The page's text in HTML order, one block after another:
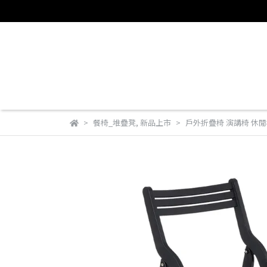
餐椅_堆疊凳, 新品上市 戶外折疊椅 演講椅 休